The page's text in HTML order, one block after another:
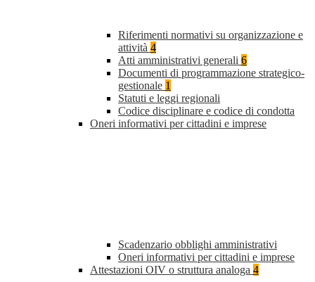
Riferimenti normativi su organizzazione e
attività 4
Atti amministrativi generali 6
Documenti di programmazione strategico-
gestionale 1
Statuti e leggi regionali
Codice disciplinare e codice di condotta
Oneri informativi per cittadini e imprese
Scadenzario obblighi amministrativi
Oneri informativi per cittadini e imprese
Attestazioni OIV o struttura analoga 4